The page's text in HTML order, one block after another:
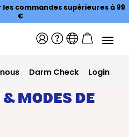
commandes supérieures à 99
€
Darm Check Login
MODES DE